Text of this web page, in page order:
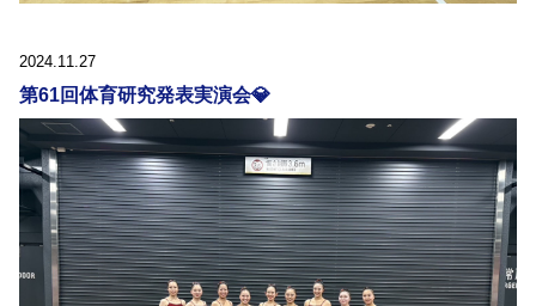
2024.11.27
第61回体育研究発表実演会💎